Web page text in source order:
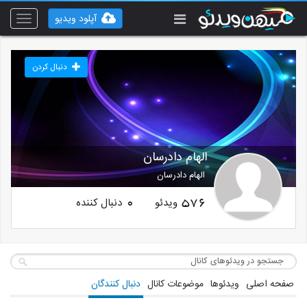
Toggle
آپلود ویدیو
الهام دادرسان
الهام دادرسان
دنبال کردن
576 ویدئو 0 دنبال کننده
صفحه اصلی ویدئوها موضوعات کانال دنبال کنندگان